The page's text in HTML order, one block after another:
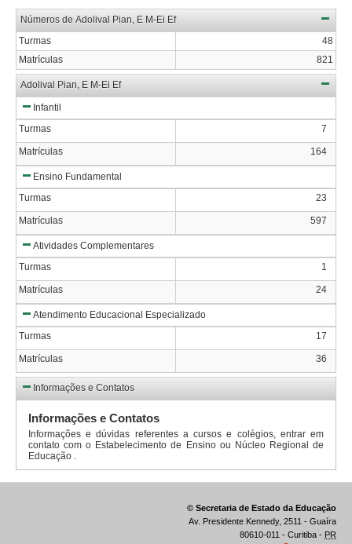
Números de Adolival Pian, E M-Ei Ef
Turmas
48
Matrículas
821
Adolival Pian, E M-Ei Ef
Infantil
Turmas
7
Matrículas 164
Ensino Fundamental
Turmas
23
Matrículas 597
Atividades Complementares
Turmas
1
Matrículas 24
Atendimento Educacional Especializado
Turmas
17
Matrículas 36
Informações e Contatos
Informações e Contatos
Informações e dúvidas referentes a cursos e colégios, entrar em
contato com o Estabelecimento de Ensino ou Núcleo Regional de
Educação .
© Secretaria de Estado da Educação
Av. Presidente Kennedy, 2511 - Guaíra
80610-011 - Curitiba - PR